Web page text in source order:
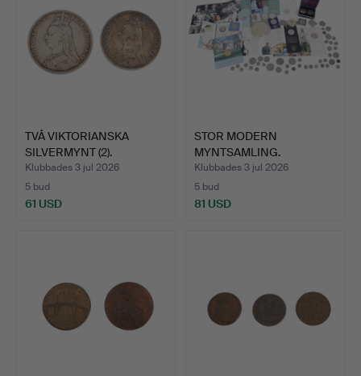
TVÅ VIKTORIANSKA
SILVERMYNT (2).
Klubbades 3 jul 2026
5 bud
61 USD
STOR MODERN
MYNTSAMLING.
Klubbades 3 jul 2026
5 bud
81 USD